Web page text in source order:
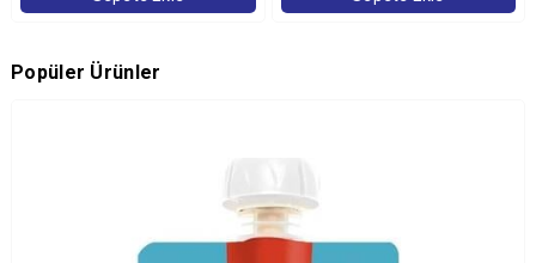
Popüler Ürünler